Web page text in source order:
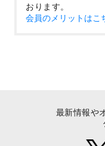
おります。
会員のメリットはこ
最新情報や